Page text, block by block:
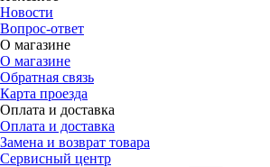
Новости
Вопрос-ответ
О магазине
О магазине
Обратная связь
Карта проезда
Оплата и доставка
Оплата и доставка
Замена и возврат товара
Сервисный центр